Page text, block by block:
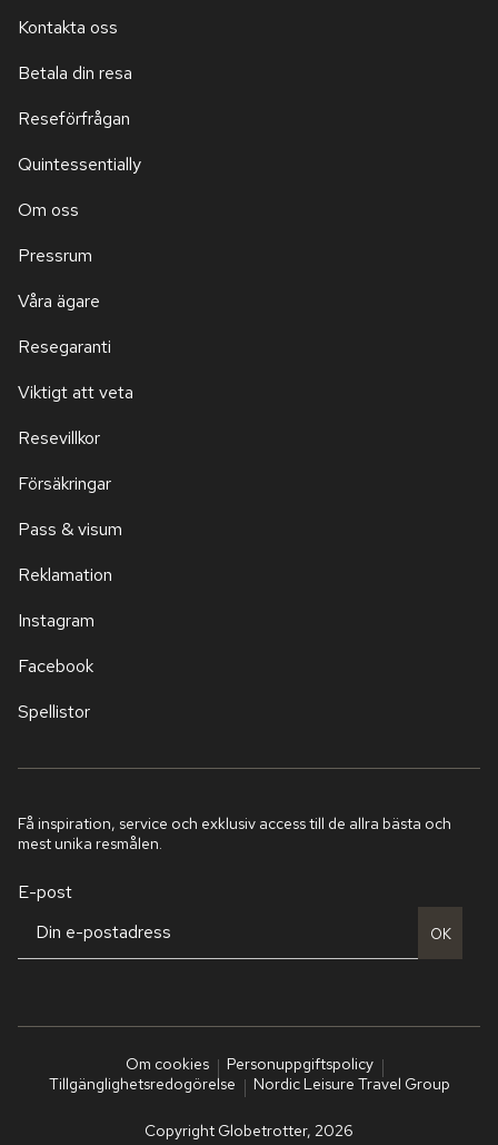
Kontakta oss
Betala din resa
Reseförfrågan
Quintessentially
Om oss
Pressrum
Våra ägare
Resegaranti
Viktigt att veta
Resevillkor
Försäkringar
Pass & visum
Reklamation
Instagram
Facebook
Spellistor
Få inspiration, service och exklusiv access till de allra bästa och
mest unika resmålen.
E-post
OK
Om cookies
Personuppgiftspolicy
Tillgänglighetsredogörelse
Nordic Leisure Travel Group
Copyright Globetrotter, 2026